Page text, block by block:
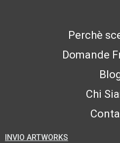
Perchè
Domande
Chi
INVIO ARTWORKS